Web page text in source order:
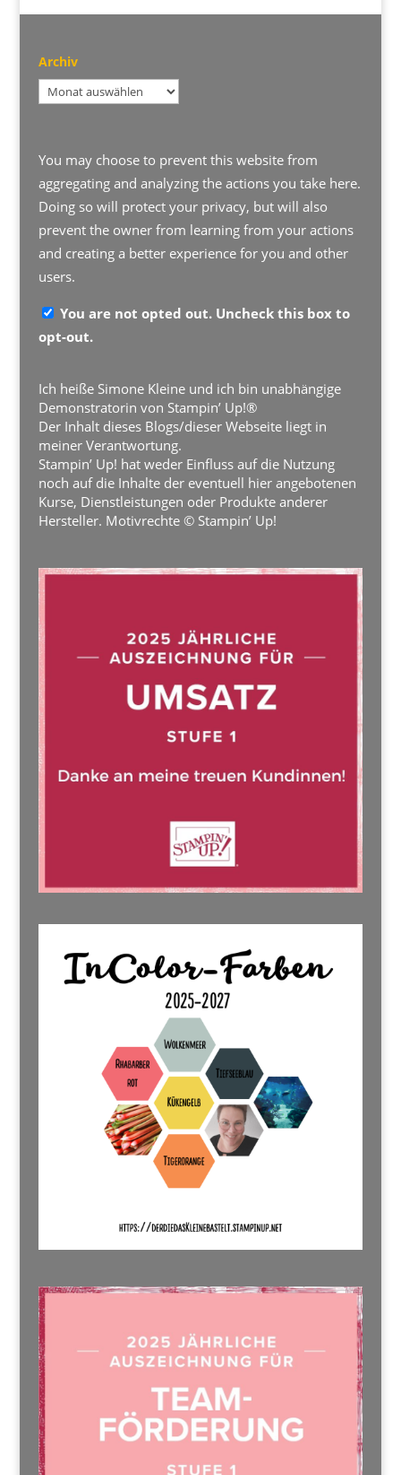
Archiv
Archiv
You may choose to prevent this website from
aggregating and analyzing the actions you take here.
Doing so will protect your privacy, but will also
prevent the owner from learning from your actions
and creating a better experience for you and other
users.
You are not opted out. Uncheck this box to
opt-out.
Ich heiße Simone Kleine und ich bin unabhängige
Demonstratorin von Stampin’ Up!®
Der Inhalt dieses Blogs/dieser Webseite liegt in
meiner Verantwortung.
Stampin’ Up! hat weder Einfluss auf die Nutzung
noch auf die Inhalte der eventuell hier angebotenen
Kurse, Dienstleistungen oder Produkte anderer
Hersteller. Motivrechte © Stampin’ Up!